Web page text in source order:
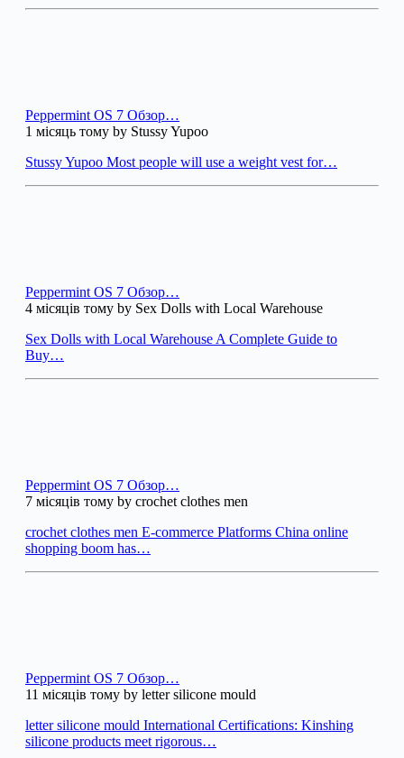
Peppermint OS 7 Обзор…
1 місяць тому by Stussy Yupoo
Stussy Yupoo Most people will use a weight vest for…
Peppermint OS 7 Обзор…
4 місяців тому by Sex Dolls with Local Warehouse
Sex Dolls with Local Warehouse A Complete Guide to
Buy…
Peppermint OS 7 Обзор…
7 місяців тому by crochet clothes men
crochet clothes men E-commerce Platforms China online
shopping boom has…
Peppermint OS 7 Обзор…
11 місяців тому by letter silicone mould
letter silicone mould International Certifications: Kinshing
silicone products meet rigorous…